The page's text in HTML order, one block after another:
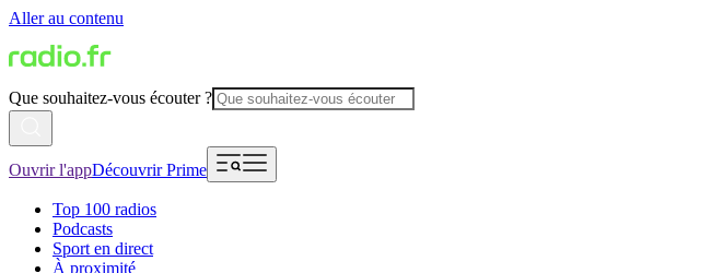
Aller au contenu
Que souhaitez-vous écouter ?
Ouvrir l'appDécouvrir Prime
Top 100 radios
Podcasts
Sport en direct
À proximité